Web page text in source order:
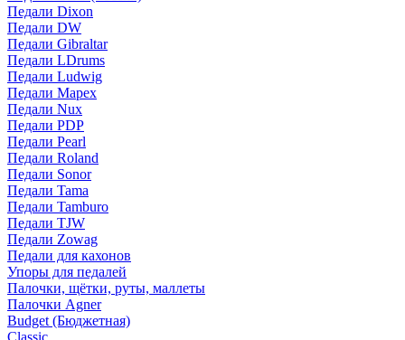
Педали Dixon
Педали DW
Педали Gibraltar
Педали LDrums
Педали Ludwig
Педали Mapex
Педали Nux
Педали PDP
Педали Pearl
Педали Roland
Педали Sonor
Педали Tama
Педали Tamburo
Педали TJW
Педали Zowag
Педали для кахонов
Упоры для педалей
Палочки, щётки, руты, маллеты
Палочки Agner
Budget (Бюджетная)
Classic